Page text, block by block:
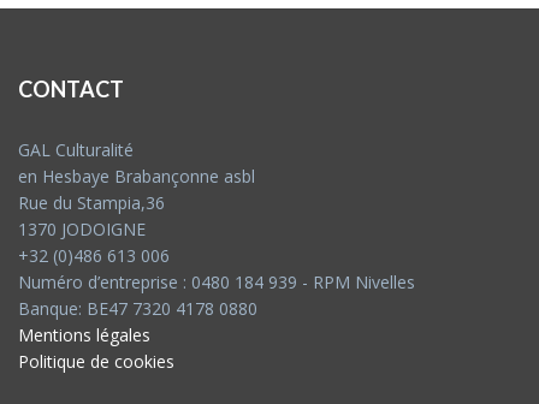
CONTACT
GAL Culturalité
en Hesbaye Brabançonne asbl
Rue du Stampia,36
1370 JODOIGNE
+32 (0)486 613 006
Numéro d’entreprise : 0480 184 939 - RPM Nivelles
Banque: BE47 7320 4178 0880
Mentions légales
Politique de cookies